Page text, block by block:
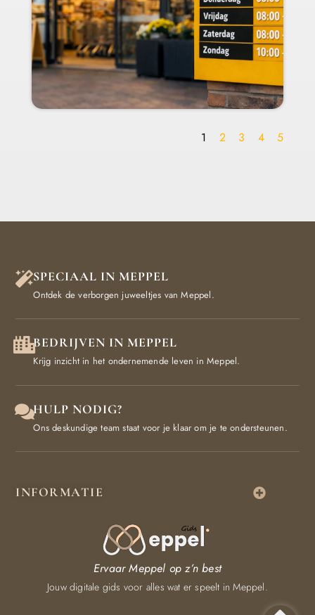
1 2 3 4 5
SPECIAAL IN MEPPEL
Ontdek de verborgen juweeltjes van Meppel.
BEDRIJVEN IN MEPPEL
Krijg inzicht in het ondernemende leven in Meppel.
HULP NODIG?
Ons deskundige team staat voor je klaar om je te ondersteunen.
INFORMATIE
Ervaar Meppel op z’n best
Jouw digitale gids voor alles wat er speelt in Meppel.